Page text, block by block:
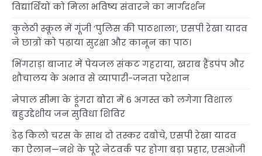
विद्यार्थियों को मिला भविष्य संवारने का मार्गदर्शन
कुलेठी स्कूल में गूंजी ‘पुलिस की पाठशाला’, एसपी रेखा यादव
ने छात्रों को पढ़ाया सुरक्षा और कानून का पाठ।
भिंगराड़ा बाजार में पेयजल संकट गहराया, खराब हैंडपंप और
शौचालय के अभाव से व्यापारी-जनता परेशान
नेपाल सीमा के डूंगरा बोरा में 6 अगस्त को लगेगा विशाल
बहुउद्देशीय जन सुविधा शिविर
डेढ़ किलो चरस के साथ दो तस्कर दबोचे, एसपी रेखा यादव
का ऐलान—नशे के पूरे नेटवर्क पर होगा बड़ा प्रहार, एसओजी